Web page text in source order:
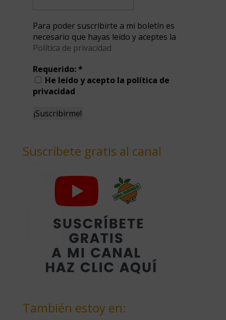
Para poder suscribirte a mi boletín es
necesario que hayas leído y aceptes la
Política de privacidad
Requerido:*
He leído y acepto la política de
privacidad
Suscríbete gratis al canal
También estoy en: